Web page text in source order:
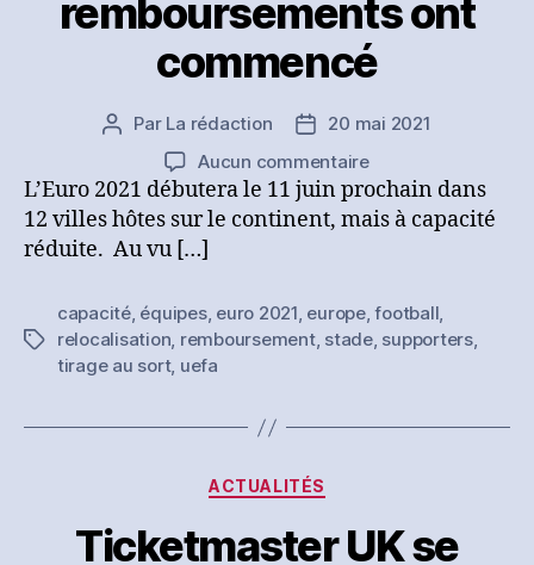
remboursements ont
commencé
Auteur
l’article
Par La rédaction
Date
l’article
20 mai 2021
Aucun commentairesur
Pas
de
l’Euro
2021
remboursements
L’Euro 2021 débutera le 11 juin prochain dans
12 villes hôtes sur le continent, mais à capacité
réduite. Au vu […]
Étiquettes
capacité, équipes, euro 2021, europe,football,
relocalisation, remboursement, stade, supporters,
tirage au sort, uefa
Catégories
ACTUALITÉS
Ticketmaster UK se